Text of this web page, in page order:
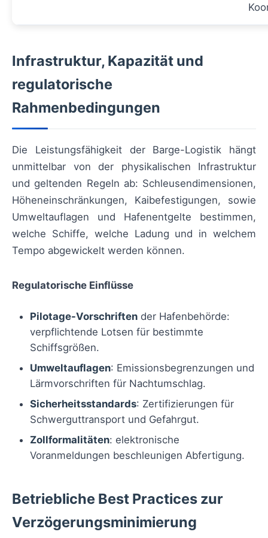
Infrastruktur, Kapazität und
regulatorische
Rahmenbedingungen
Die Leistungsfähigkeit der Barge-Logistik hängt
unmittelbar von der physikalischen Infrastruktur
und geltenden Regeln ab: Schleusendimensionen,
Höheneinschränkungen, Kaibefestigungen, sowie
Umweltauflagen und Hafenentgelte bestimmen,
welche Schiffe, welche Ladung und in welchem
Tempo abgewickelt werden können.
Regulatorische Einflüsse
Pilotage-Vorschriften der Hafenbehörde:
verpflichtende Lotsen für bestimmte
Schiffsgrößen.
Umweltauflagen: Emissionsbegrenzungen und
Lärmvorschriften für Nachtumschlag.
Sicherheitsstandards: Zertifizierungen für
Schwerguttransport und Gefahrgut.
Zollformalitäten: elektronische
Voranmeldungen beschleunigen Abfertigung.
Betriebliche Best Practices zur
Verzögerungsminimierung